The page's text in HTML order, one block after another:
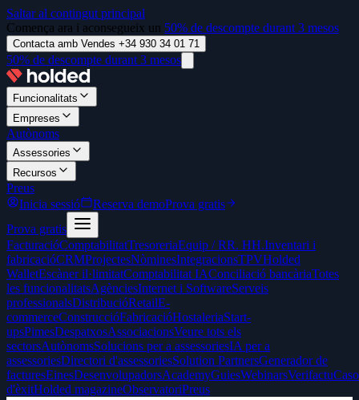
Saltar al contingut principal
Comença ara i aconsegueix un 50% de descompte durant 3 mesos
Contacta amb Vendes +34 930 34 01 71
50% de descompte durant 3 mesos
Funcionalitats
Empreses
Autònoms
Assessories
Recursos
Preus
Inicia sessió
Reserva demoProva gratis
Prova gratis
FacturacióComptabilitatTresoreriaEquip / RR. HH.Inventari i
fabricacióCRMProjectesNòminesIntegracionsTPVHolded
WalletEscàner il·limitatComptabilitat IAConciliació bancàriaTotes
les funcionalitatsAgènciesInternet i SoftwareServeis
professionalsDistribucióRetailE-
commerceConstruccióFabricacióHostaleriaStart-
upsPimesDespatxosAssociacionsVeure tots els
sectorsAutònomsSolucions per a assessoriesIA per a
assessoriesDirectori d'assessoriesSolution PartnersGenerador de
facturesEinesDesenvolupadorsAcademyGuiesWebinarsVerifactu
d'èxitHolded magazineObservatoriPreus